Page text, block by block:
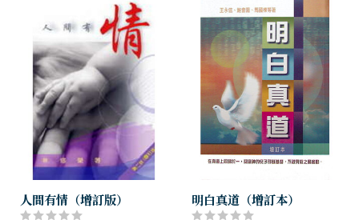
人間有情（增訂版） 明白真道（增訂本）